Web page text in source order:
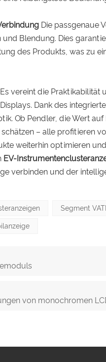
Die passgenaue
Blendung. Dies
des Produkts, was zu
Es vereint die Praktikabilität
Dank des
Ob Pendler, die Wert
– alle profitieren
weiterhin optimieren
EV-
verbinden und der
Segment
von monochromen